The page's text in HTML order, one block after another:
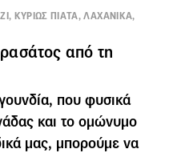
ΚΥΡΙΩΣ ΠΙΑΤΑ, ΛΑΧΑΝΙΚΑ,
από τη
που φυσικά
και το ομώνυμο
μας, μπορούμε να